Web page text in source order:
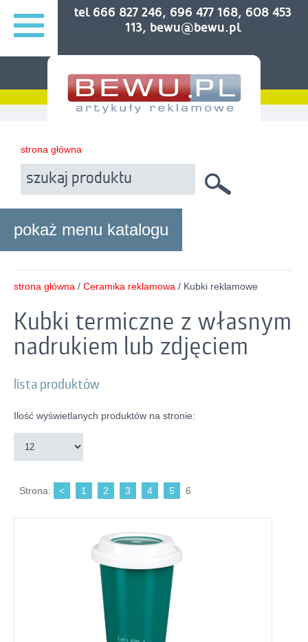
tel 666 827 246, 696 477 168, 608 453
113, bewu@bewu.pl
strona główna
pokaż menu katalogu
strona główna / Ceramika reklamowa / Kubki reklamowe
Kubki termiczne z własnym
nadrukiem lub zdjęciem
lista produktów
Ilość wyświetlanych produktów na stronie:
Strona: < 1 2 3 4 5 6